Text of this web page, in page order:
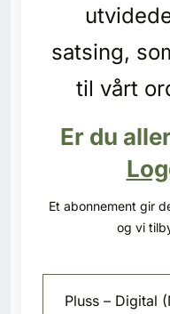
Abonnement Pluss
Kontakt oss
satsing,
til vårt
Er du
Et abonnement gir
og vi
Pluss – Digital